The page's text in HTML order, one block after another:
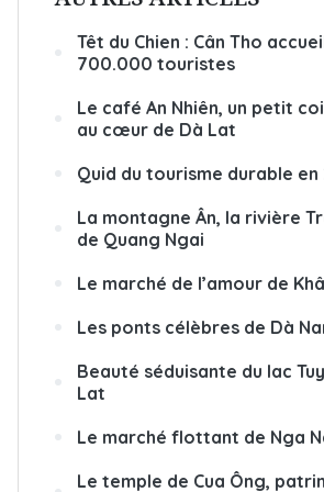
Têt du Chien : Cân Tho
700.000 touristes
Le café An Nhiên, un petit
au cœur de Dà Lat
Quid du tourisme durable en
La montagne Ân, la rivière
de Quang Ngai
Le marché de l’amour de
Les ponts célèbres de Dà
Beauté séduisante du lac
Lat
Le marché flottant de Nga
Le temple de Cua Ông,